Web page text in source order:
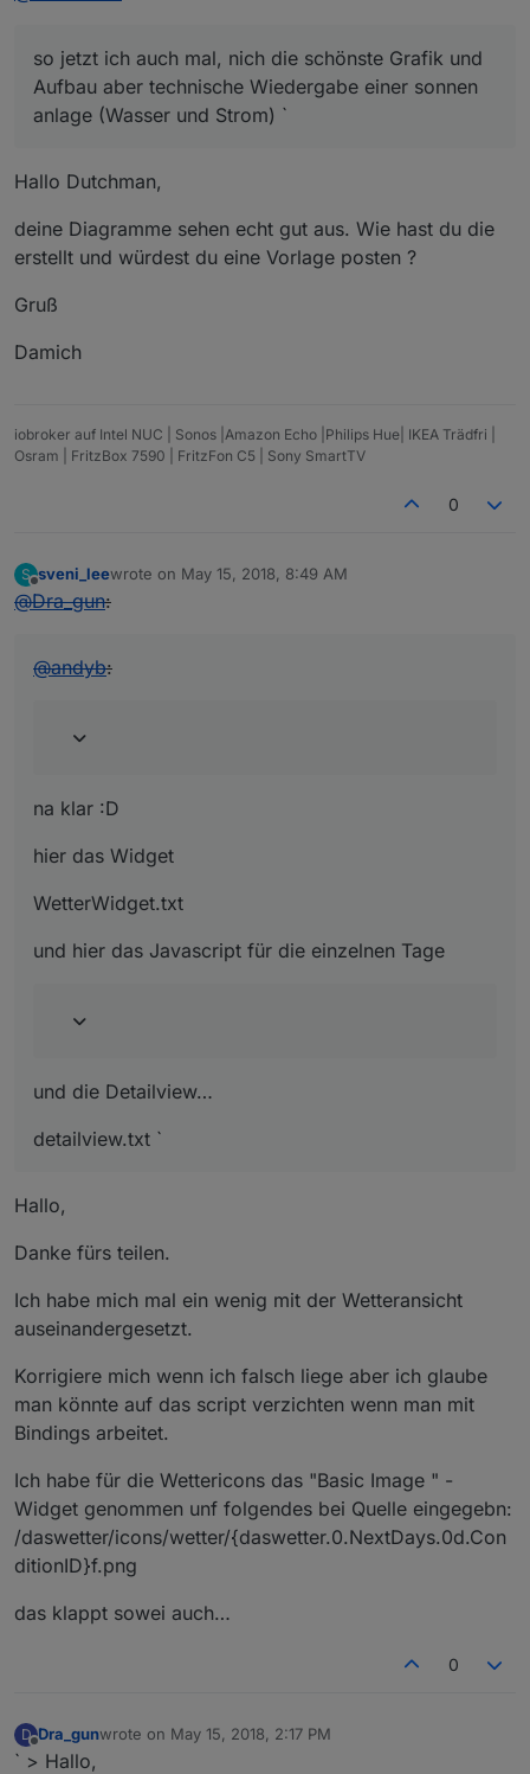
so jetzt ich auch mal, nich die schönste Grafik und
Aufbau aber technische Wiedergabe einer sonnen
anlage (Wasser und Strom) `
Hallo Dutchman,
deine Diagramme sehen echt gut aus. Wie hast du die
erstellt und würdest du eine Vorlage posten ?
Gruß
Damich
iobroker auf Intel NUC | Sonos |Amazon Echo |Philips Hue| IKEA Trädfri |
Osram | FritzBox 7590 | FritzFon C5 | Sony SmartTV
0
S
Offline
sveni_leewrote on May 15, 2018, 8:49 AM
last edited by
@Dra_gun:
@andyb:
na klar :D
hier das Widget
WetterWidget.txt
und hier das Javascript für die einzelnen Tage
und die Detailview…
detailview.txt `
Hallo,
Danke fürs teilen.
Ich habe mich mal ein wenig mit der Wetteransicht
auseinandergesetzt.
Korrigiere mich wenn ich falsch liege aber ich glaube
man könnte auf das script verzichten wenn man mit
Bindings arbeitet.
Ich habe für die Wettericons das "Basic Image " -
Widget genommen unf folgendes bei Quelle eingegebn:
/daswetter/icons/wetter/{daswetter.0.NextDays.0d.Con
ditionID}f.png
das klappt sowei auch…
0
D
Offline
Dra_gunwrote on May 15, 2018, 2:17 PM
last edited by
` > Hallo,